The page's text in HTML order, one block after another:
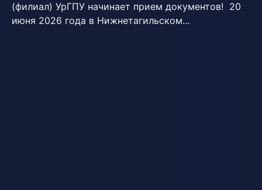
(филиал) УрГПУ начинает прием документов! 20
июня 2026 года в Нижнетагильском